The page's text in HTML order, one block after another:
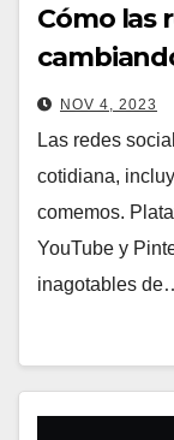
Cómo las
comemos
NOV 4, 2023
Las redes
cotidiana,
comemos.
YouTube y
inagotables